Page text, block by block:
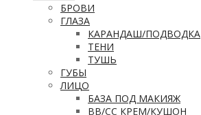
БРОВИ
ГЛАЗА
КАРАНДАШ/ПОДВОДКА
ТЕНИ
ТУШЬ
ГУБЫ
ЛИЦО
БАЗА ПОД МАКИЯЖ
ВВ/CC КРЕМ/КУШОН